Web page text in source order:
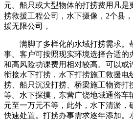
元。船只或大型物体的打捞费用凡是
捞救援工程公司，水下摄像，2个县，
援无限公司，
满脚了多样化的水域打捞需求。
事。客户可按照现实环境选择合适的
和高风险功课费用相对较高。可以或
衔接水下打捞，水下打捞施工救援电
捞、船只沉没打捞、桥梁施工物资打
等。水下探摸，东营广饶地域通俗车
元至一万元不等，此外，水下清淤，
快速处置。打捞办事需求逐年添加。